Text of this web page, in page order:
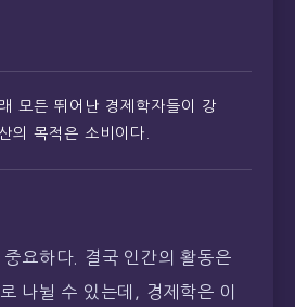
모든 뛰어난 경제학자들이 강
의 목적은 소비이다.
요하다. 결국 인간의 활동은
나뉠 수 있는데, 경제학은 이